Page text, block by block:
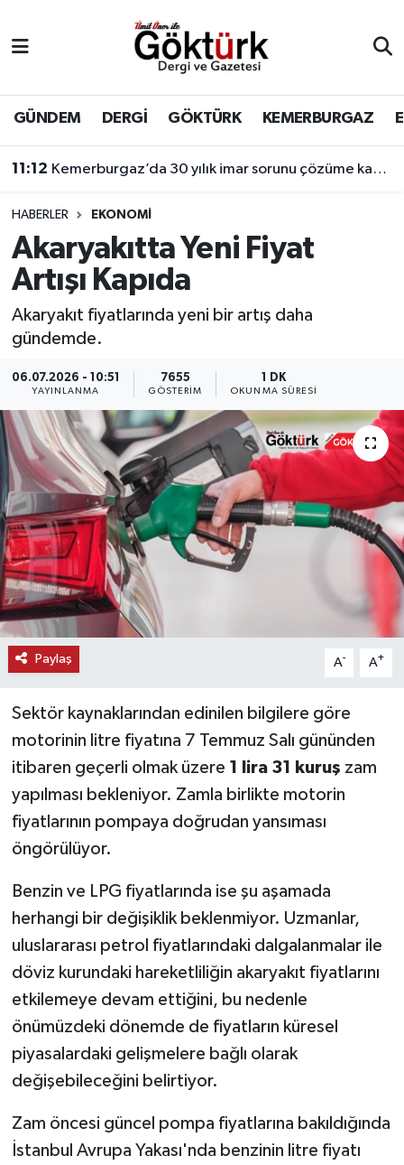
GÜNDEM DERGİ GÖKTÜRK KEMERBURGAZ
11:12 Kemerburgaz’da 30 yılık imar sorunu çözüme kavuşuyor
HABERLER EKONOMİ
Akaryakıtta Yeni Fiyat
Artışı Kapıda
Akaryakıt fiyatlarında yeni bir artış daha
gündemde.
06.07.2026 - 10:51
YAYINLANMA
7655
GÖSTERIM
1 DK
OKUNMA SÜRESI
Paylaş A- A+
Sektör kaynaklarından edinilen bilgilere göre
motorinin litre fiyatına 7 Temmuz Salı gününden
itibaren geçerli olmak üzere 1 lira 31 kuruş zam
yapılması bekleniyor. Zamla birlikte motorin
fiyatlarının pompaya doğrudan yansıması
öngörülüyor.
Benzin ve LPG fiyatlarında ise şu aşamada
herhangi bir değişiklik beklenmiyor. Uzmanlar,
uluslararası petrol fiyatlarındaki dalgalanmalar ile
döviz kurundaki hareketliliğin akaryakıt fiyatlarını
etkilemeye devam ettiğini, bu nedenle
önümüzdeki dönemde de fiyatların küresel
piyasalardaki gelişmelere bağlı olarak
değişebileceğini belirtiyor.
Zam öncesi güncel pompa fiyatlarına bakıldığında
İstanbul Avrupa Yakası'nda benzinin litre fiyatı
BİLİM
DERGİ
DÜNYA
EĞİTİM
EKONOMİ
GÖKTÜRK
GÜNDEM
KEMERBURGAZ
KÜLTÜR - SANAT
MAGAZİN
ÖZEL HABER
SAĞLIK
SPOR
TEKNOLOJİ
YAŞAM
Eyüpsultan Hava Durumu
Eyüpsultan Trafik Yoğunluk Haritası
Süper Lig Puan Durumu ve Fikstür
Tüm Manşetler
Son Dakika Haberleri
Haber Arşivi